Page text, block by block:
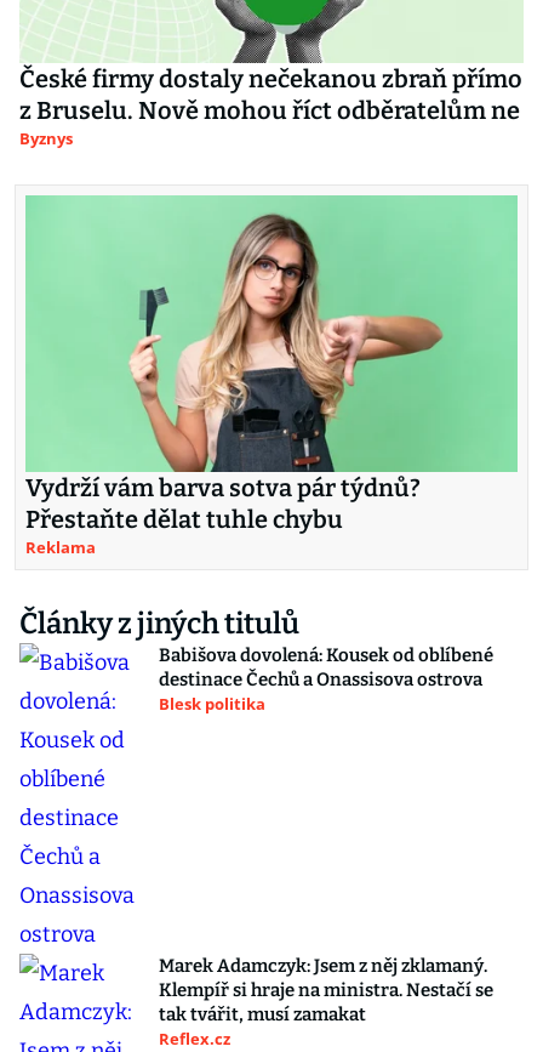
České firmy dostaly nečekanou zbraň přímo
z Bruselu. Nově mohou říct odběratelům ne
Byznys
Vydrží vám barva sotva pár týdnů?
Přestaňte dělat tuhle chybu
Reklama
Články z jiných titulů
Babišova dovolená: Kousek od oblíbené
destinace Čechů a Onassisova ostrova
Blesk politika
Marek Adamczyk: Jsem z něj zklamaný.
Klempíř si hraje na ministra. Nestačí se
tak tvářit, musí zamakat
Reflex.cz